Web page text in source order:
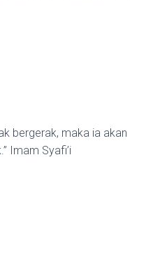
bergerak, maka ia akan
Imam Syafi’i